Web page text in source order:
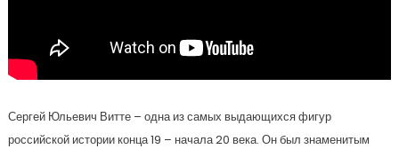
Сергей Юльевич Витте – одна из самых выдающихся фигур
российской истории конца 19 – начала 20 века. Он был знаменитым